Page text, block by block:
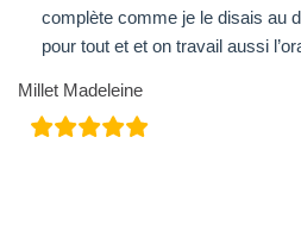
complète comme je le disais au
pour tout et et on travail aussi
Millet Madeleine